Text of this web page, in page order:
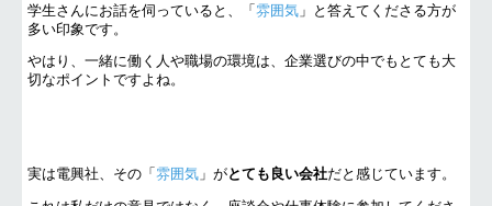
学生さんにお話を伺っていると、「雰囲気 」と答えてくださる方が
多い印象です。
やはり、一緒に働く人や職場の環境は、企業選びの中でもとても大
切なポイントですよね。
実は電興社、その「 雰囲気 」がとても良い会社だと感じています。